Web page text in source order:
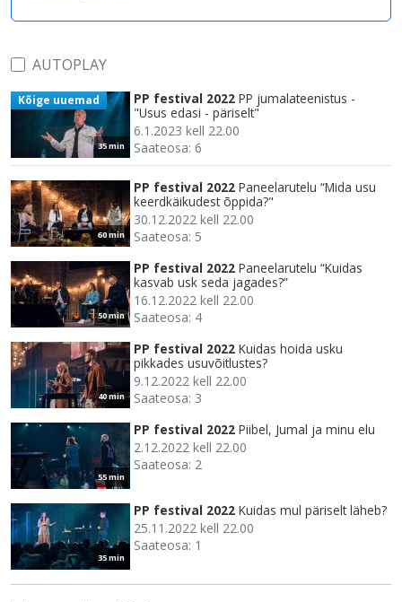
AUTOPLAY
35 min
Kõige uuemad PP festival 2022 PP jumalateenistus -
"Usus edasi - päriselt"
6.1.2023 kell 22.00
Saateosa: 6
60 min
PP festival 2022 Paneelarutelu “Mida usu
keerdkäikudest õppida?"
30.12.2022 kell 22.00
Saateosa: 5
50 min
PP festival 2022 Paneelarutelu “Kuidas
kasvab usk seda jagades?”
16.12.2022 kell 22.00
Saateosa: 4
40 min
PP festival 2022 Kuidas hoida usku
pikkades usuvõitlustes?
9.12.2022 kell 22.00
Saateosa: 3
55 min
PP festival 2022 Piibel, Jumal ja minu elu
2.12.2022 kell 22.00
Saateosa: 2
35 min
PP festival 2022 Kuidas mul päriselt läheb?
25.11.2022 kell 22.00
Saateosa: 1